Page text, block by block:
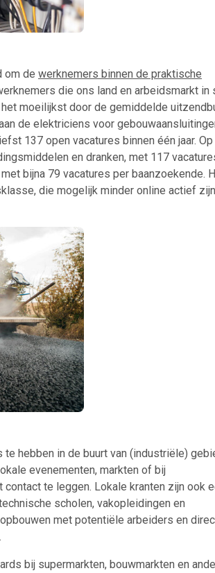
om de werknemers binnen de praktische
die ons land en arbeidsmarkt in
moeilijkst door de gemiddelde
de elektriciens voor
137 open vacatures binnen één jaar. Op
en dranken, met 117
bijna 79 vacatures per baanzoekende.
die mogelijk minder online actief
hebben in de buurt van (industriële)
evenementen, markten of bij
te leggen. Lokale kranten zijn ook
scholen, vakopleidingen en
met potentiële arbeiders en
bij supermarkten, bouwmarkten en
Bureau Cicero